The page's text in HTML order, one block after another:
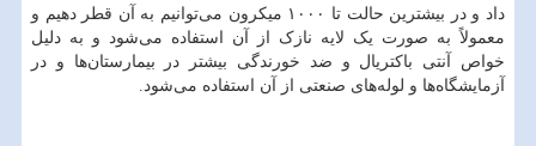
داد و در بیشترین حالت تا ۱۰۰۰ میکرون می‌توانیم به آن قطر دهیم و
معمولاً به صورت یک لایه نازک از آن استفاده می‌شود و به دلیل
خواص آنتی باکتریال و ضد خورندگی بیشتر در بیمارستان‌ها و در
آزمایشگاه‌ها و لوله‌های صنعتی از آن استفاده می‌شود.